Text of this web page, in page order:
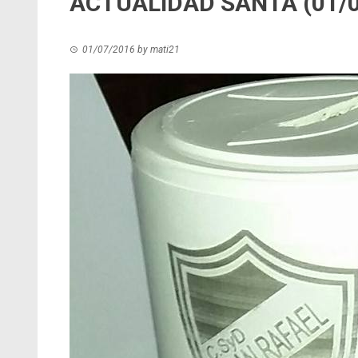
01/07/2016 by mati21